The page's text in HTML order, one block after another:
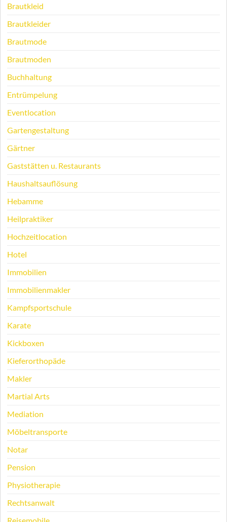
Brautkleid
Brautkleider
Brautmode
Brautmoden
Buchhaltung
Entrümpelung
Eventlocation
Gartengestaltung
Gärtner
Gaststätten u. Restaurants
Haushaltsauflösung
Hebamme
Heilpraktiker
Hochzeitlocation
Hotel
Immobilien
Immobilienmakler
Kampfsportschule
Karate
Kickboxen
Kieferorthopäde
Makler
Martial Arts
Mediation
Möbeltransporte
Notar
Pension
Physiotherapie
Rechtsanwalt